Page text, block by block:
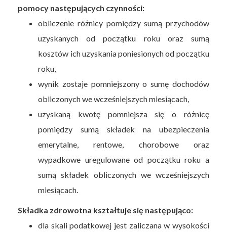
pomocy następujących czynności:
obliczenie różnicy pomiędzy sumą przychodów
uzyskanych od początku roku oraz sumą
kosztów ich uzyskania poniesionych od początku
roku,
wynik zostaje pomniejszony o sumę dochodów
obliczonych we wcześniejszych miesiącach,
uzyskaną kwotę pomniejsza się o różnicę
pomiędzy sumą składek na ubezpieczenia
emerytalne, rentowe, chorobowe oraz
wypadkowe uregulowane od początku roku a
sumą składek obliczonych we wcześniejszych
miesiącach.
Składka zdrowotna kształtuje się następująco:
dla skali podatkowej jest zaliczana w wysokości